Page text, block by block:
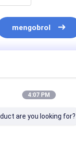
mengobrol
4:07 PM
are you looking for?